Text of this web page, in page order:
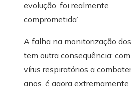
evolução, foi realmente
comprometida”.
A falha na monitorização
tem outra consequência:
vírus respiratórios a
anos, é agora extremamente